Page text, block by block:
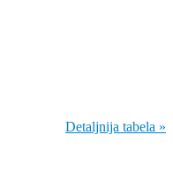
Detaljnija tabela »